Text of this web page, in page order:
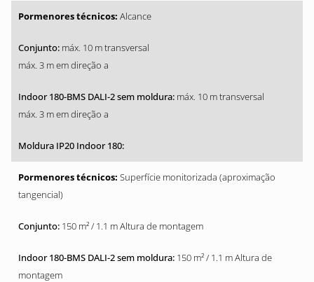
Alcance
máx. 10 m transversal
máx. 3 m em direção a
máx. 10 m transversal
máx. 3 m em direção a
Superfície monitorizada (aproximação
tangencial)
150 m² / 1.1 m Altura de montagem
150 m² / 1.1 m Altura de
montagem